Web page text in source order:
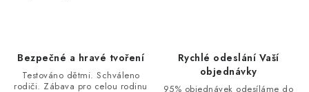
Bezpečné a hravé tvoření
Testováno dětmi. Schváleno
rodiči. Zábava pro celou rodinu
Rychlé odeslání Vaší
objednávky
95% objednávek odesíláme do